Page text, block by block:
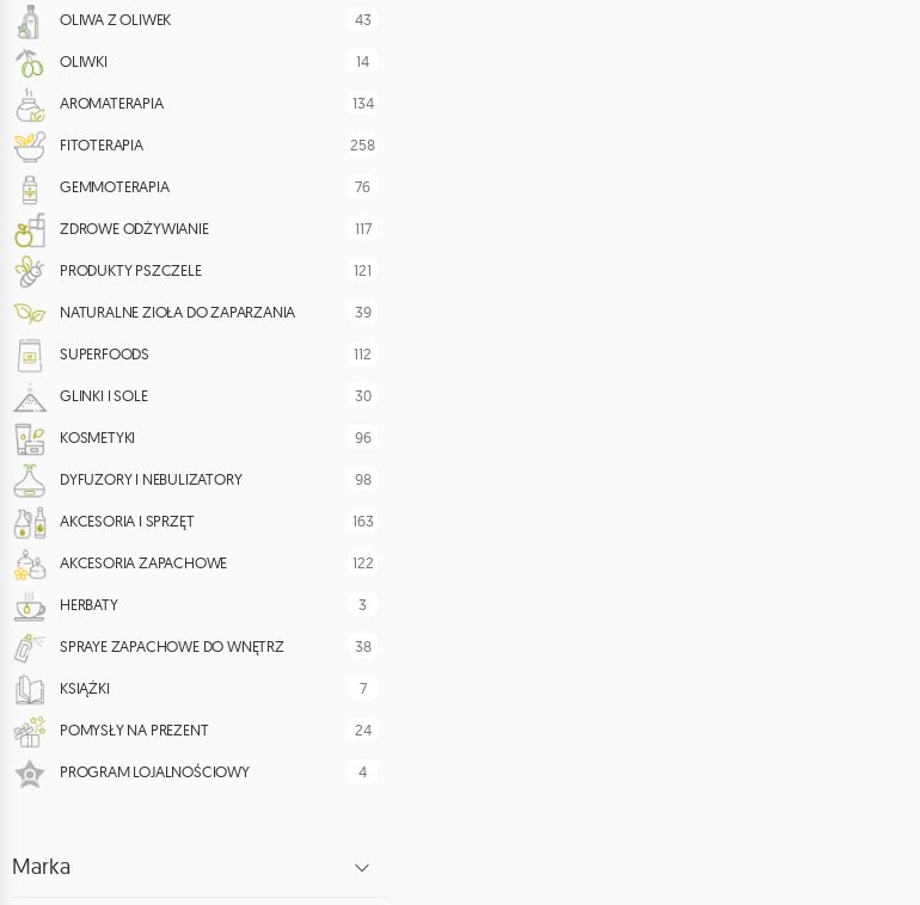
OLIWA Z OLIWEK 43
OLIWKI 14
AROMATERAPIA 134
FITOTERAPIA 258
GEMMOTERAPIA 76
ZDROWE ODŻYWIANIE 117
PRODUKTY PSZCZELE 121
NATURALNE ZIOŁA DO ZAPARZANIA 39
SUPERFOODS 112
GLINKI I SOLE 30
KOSMETYKI 96
DYFUZORY I NEBULIZATORY 98
AKCESORIA I SPRZĘT 163
AKCESORIA ZAPACHOWE 122
HERBATY 3
SPRAYE ZAPACHOWE DO WNĘTRZ 38
KSIĄŻKI 7
POMYSŁY NA PREZENT 24
PROGRAM LOJALNOŚCIOWY 4
Marka